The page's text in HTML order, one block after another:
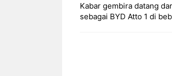
Kabar gembira datang
sebagai BYD Atto 1 di